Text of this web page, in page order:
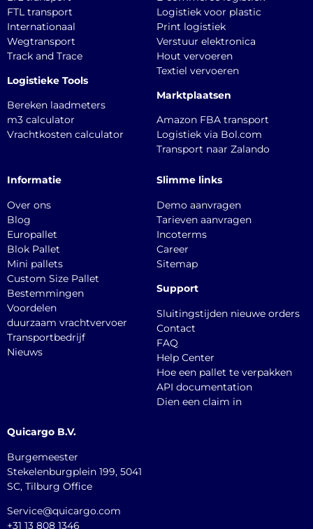
FTL transport
Internationaal
Wegtransport
Track and Trace
Logistieke Tools
Bereken laadmeters
m3 calculator
Vrachtkosten calculator
Logistiek voor plastic
Print logistiek
Verstuur elektronica
Hout vervoeren
Textiel vervoeren
Marktplaatsen
Amazon FBA transport
Logistiek via Bol.com
Transport naar Zalando
Informatie
Over ons
Blog
Europallet
Blok Pallet
Mini pallets
Custom Size Pallet
Bestemmingen
Voordelen
duurzaam vrachtvervoer
Transportbedrijf
Nieuws
Slimme links
Demo aanvragen
Tarieven aanvragen
Incoterms
Career
Sitemap
Support
Sluitingstijden nieuwe orders
Contact
FAQ
Help Center
Hoe een pallet te verpakken
API documentation
Dien een claim in
Quicargo B.V.
Burgemeester
Stekelenburgplein 199, 5041
SC, Tilburg Office
Service@quicargo.com
+31 13 808 1346